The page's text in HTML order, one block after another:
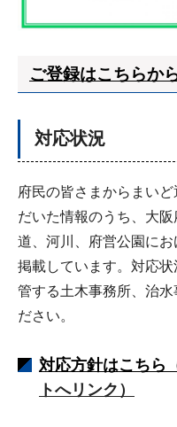
ご登録はこちらか
対応状況
府民の皆さまからまい
だいた情報のうち、大
道、河川、府営公園に
掲載しています。対応
管する土木事務所、治
ださい。
対応方針はこちら
トへリンク）